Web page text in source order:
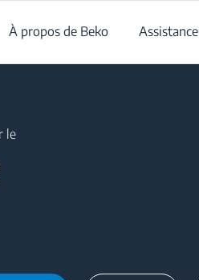
À propos de Beko Assistance
le